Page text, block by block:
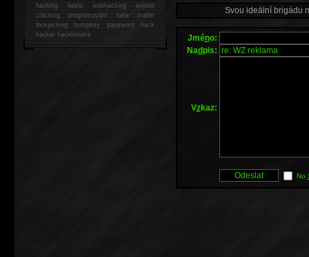
Svou ideální brigádu
Jméno:
Nadpis:
Vzkaz:
No
hacking heslo webhacking exploit
cracking programování fake mailer
lockpicking bumpkey password hack
hackerhackforums